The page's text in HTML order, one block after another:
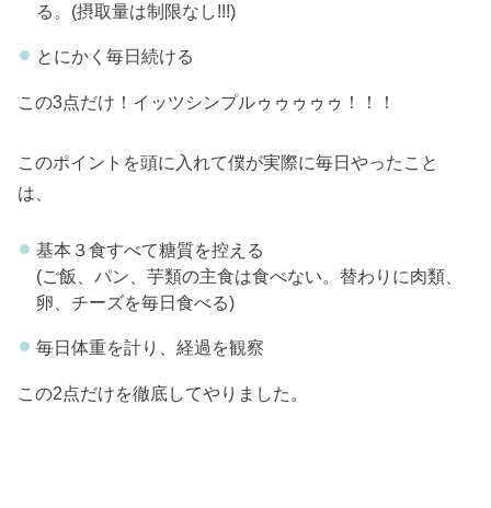
る。(摂取量は制限なし!!!)
とにかく毎日続ける
この3点だけ！イッツシンプルゥゥゥゥゥ！！！
このポイントを頭に入れて僕が実際に毎日やったこと
は、
基本３食すべて糖質を控える
(ご飯、パン、芋類の主食は食べない。替わりに肉類、
卵、チーズを毎日食べる)
毎日体重を計り、経過を観察
この2点だけを徹底してやりました。